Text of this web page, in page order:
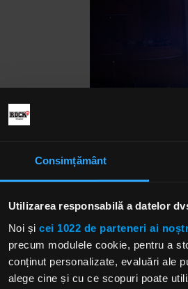
Consimțământ
Utilizarea responsabilă a datelor
Noi și cei 1022 de parteneri ai
precum modulele cookie, pentru a
conținut personalizate, evaluări ale
alege cine și cu ce scopuri poate
Pe lângă cele 24
avut un motiv
care conține cel
reușit, încă de la